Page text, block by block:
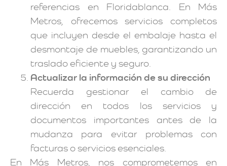
referencias en Floridablanca. En Más
Metros, ofrecemos servicios completos
que incluyen desde el embalaje hasta el
desmontaje de muebles, garantizando un
traslado eficiente y seguro.
Actualizar la información de su dirección
Recuerda gestionar el cambio de
dirección en todos los servicios y
documentos importantes antes de la
mudanza para evitar problemas con
facturas o servicios esenciales.
En Más Metros, nos comprometemos en